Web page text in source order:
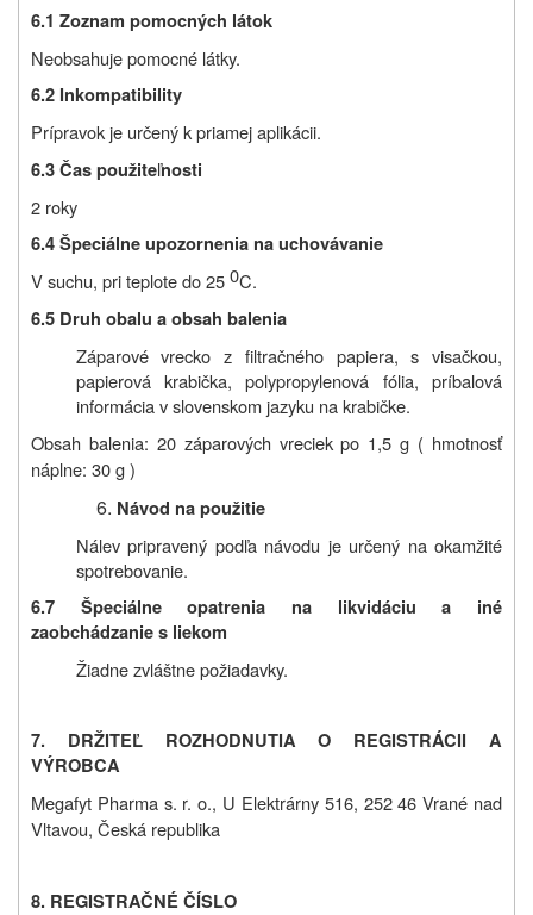
6.1 Zoznam pomocných látok
Neobsahuje pomocné látky.
6.2 Inkompatibility
Prípravok je určený k priamej aplikácii.
6.3 Čas použiteľnosti
2 roky
6.4 Špeciálne upozornenia na uchovávanie
V suchu, pri teplote do 250C.
6.5 Druh obalu a obsah balenia
Záparové vrecko z filtračného papiera, s visačkou,
papierová krabička, polypropylenová fólia, príbalová
informácia v slovenskom jazyku na krabičke.
Obsah balenia: 20 záparových vreciek po 1,5 g ( hmotnosť
náplne: 30 g )
Návod na použitie
Nálev pripravený podľa návodu je určený na okamžité
spotrebovanie.
6.7 Špeciálne opatrenia na likvidáciu a iné
zaobchádzanie s liekom
Žiadne zvláštne požiadavky.
7. DRŽITEĽ
ROZHODNUTIA O REGISTRÁCII A
VÝROBCA
Megafyt Pharma s. r. o., U Elektrárny 516, 252 46 Vrané nad
Vltavou, Česká republika
8. REGISTRAČNÉ ČÍSLO